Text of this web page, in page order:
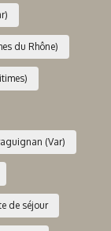
du Rhône)
(Var)
de séjour